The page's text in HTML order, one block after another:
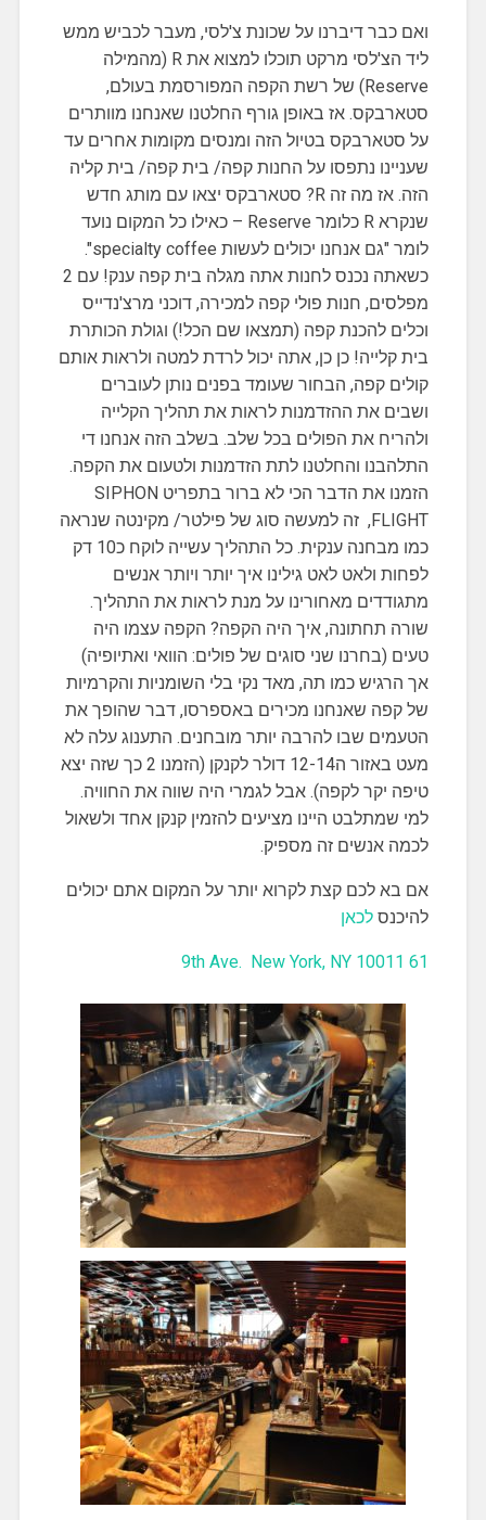
ואם כבר דיברנו על שכונת צ'לסי, מעבר לכביש ממש
ליד הצ'לסי מרקט תוכלו למצוא את R (מהמילה
Reserve) של רשת הקפה המפורסמת בעולם,
סטארבקס. אז באופן גורף החלטנו שאנחנו מוותרים
על סטארבקס בטיול הזה ומנסים מקומות אחרים עד
שעניינו נתפסו על החנות קפה/ בית קפה/ בית קליה
הזה. אז מה זה R? סטארבקס יצאו עם מותג חדש
שנקרא R כלומר Reserve – כאילו כל המקום נועד
לומר "גם אנחנו יכולים לעשות specialty coffee".
כשאתה נכנס לחנות אתה מגלה בית קפה ענק! עם 2
מפלסים, חנות פולי קפה למכירה, דוכני מרצ'נדייס
וכלים להכנת קפה (תמצאו שם הכל!) וגולת הכותרת
בית קלייה! כן כן, אתה יכול לרדת למטה ולראות אותם
קולים קפה, הבחור שעומד בפנים נותן לעוברים
ושבים את ההזדמנות לראות את תהליך הקלייה
ולהריח את הפולים בכל שלב. בשלב הזה אנחנו די
התלהבנו והחלטנו לתת הזדמנות ולטעום את הקפה.
הזמנו את הדבר הכי לא ברור בתפריט SIPHON
FLIGHT, זה למעשה סוג של פילטר/ מקינטה שנראה
כמו מבחנה ענקית. כל התהליך עשייה לוקח כ10 דק
לפחות ולאט לאט גילינו איך יותר ויותר אנשים
מתגודדים מאחורינו על מנת לראות את התהליך.
שורה תחתונה, איך היה הקפה? הקפה עצמו היה
טעים (בחרנו שני סוגים של פולים: הוואי ואתיופיה)
אך הרגיש כמו תה, מאד נקי בלי השומניות והקרמיות
של קפה שאנחנו מכירים באספרסו, דבר שהופך את
הטעמים שבו להרבה יותר מובחנים. התענוג עלה לא
מעט באזור ה12-14 דולר לקנקן (הזמנו 2 כך שזה יצא
טיפה יקר לקפה). אבל לגמרי היה שווה את החוויה.
למי שמתלבט היינו מציעים להזמין קנקן אחד ולשאול
לכמה אנשים זה מספיק.
אם בא לכם קצת לקרוא יותר על המקום אתם יכולים
להיכנס לכאן
61 9th Ave. New York, NY 10011